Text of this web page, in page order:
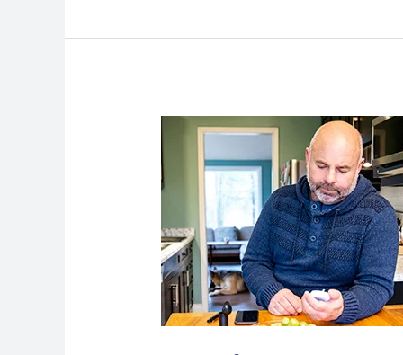
de
la
obesidad:
más
allá
de
la
superficie